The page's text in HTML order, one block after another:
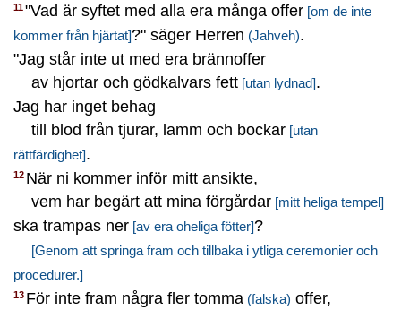
11"Vad är syftet med alla era många offer [om de inte
kommer från hjärtat]?" säger Herren (Jahveh).
"Jag står inte ut med era brännoffer
av hjortar och gödkalvars fett [utan lydnad].
Jag har inget behag
till blod från tjurar, lamm och bockar [utan
rättfärdighet].
12 När ni kommer inför mitt ansikte,
vem har begärt att mina förgårdar [mitt heliga tempel]
ska trampas ner [av era oheliga fötter]?
[Genom att springa fram och tillbaka i ytliga ceremonier och
procedurer.]
13 För inte fram några fler tomma (falska) offer,